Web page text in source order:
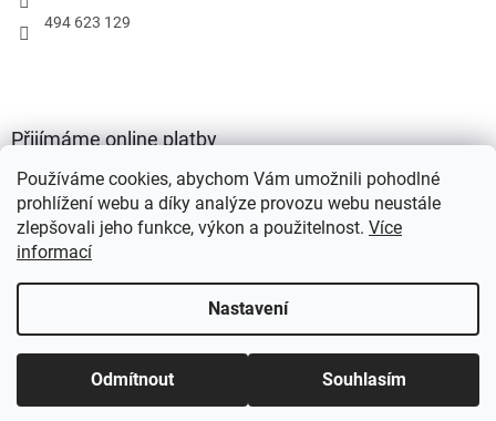
Používáme cookies, abychom Vám umožnili pohodlné
prohlížení webu a díky analýze provozu webu neustále
zlepšovali jeho funkce, výkon a použitelnost. Více
informací
Nastavení
Odmítnout Souhlasím
494 623 129
Přijímáme online platby
HEMA Dobruška s.r.o.
Upravit nastavení cookies